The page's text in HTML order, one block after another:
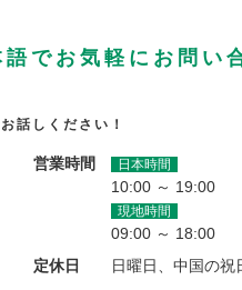
でお気軽にお問い
話しください！
営業時間 日本時間
10:00 ～ 19:00
現地時間
09:00 ～ 18:00
定休日
日曜日、中国の祝